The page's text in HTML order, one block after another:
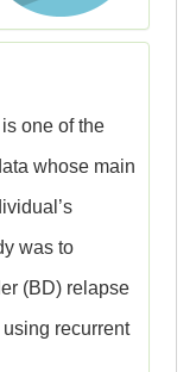
one of the
whose main
was to
(BD) relapse
recurrent